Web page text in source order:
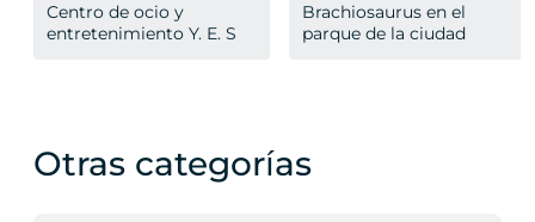
Centro de ocio y
entretenimiento Y. E. S
Brachiosaurus en el
parque de la ciudad
Otras categorías